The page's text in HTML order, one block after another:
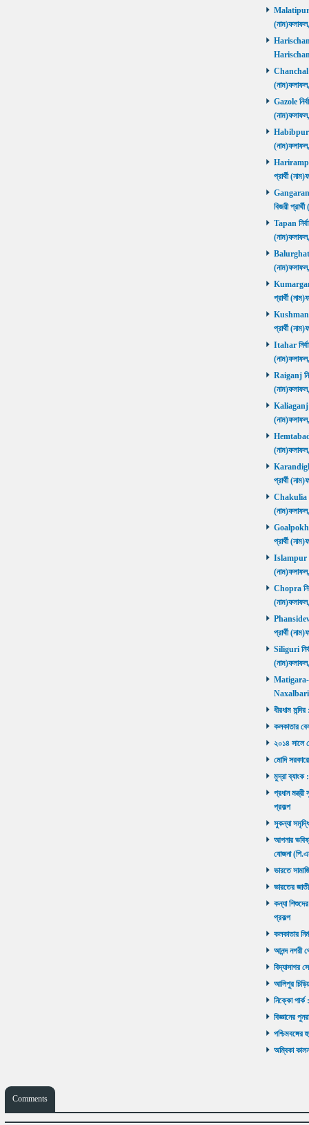
Malatipur
Chanchal
Gazole
Habibpur
প্রার্থী
বিজয়ী
Tapan
Balurghat
Kumarganj
প্রার্থী
প্রার্থী
Itahar
Raiganj
Kaliaganj
Hemtabad
Karandighi
প্রার্থী
Chakulia
প্রার্থী
Islampur
Chopra
প্রার্থী
Siliguri
Matigara-
Naxalbari
ধীরধাম
কলকাতার
২০১৪ সালে
মোদি
মুদ্রা ব্যাংক
প্রধান
প্রকল্প
সুকন্যা
আপনার
যোজনা
ভারতে
ভারতের
কন্যা
প্রকল্প
কলকাতার
আনন্দ নগরী
বিদ্যাসাগর
আলিপুর
নিক্কো পার্ক
বিজ্ঞানের
পশ্চিমবঙ্গের
অম্বিকা
Comments